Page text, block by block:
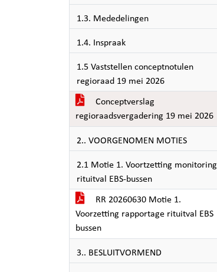
1.3. Mededelingen
1.4. Inspraak
1.5 Vaststellen conceptnotulen
regioraad 19 mei 2026
Conceptverslag
regioraadsvergadering 19 mei 2026
2.. VOORGENOMEN MOTIES
2.1 Motie 1. Voortzetting monitoring
rituitval EBS-bussen
RR 20260630 Motie 1.
Voorzetting rapportage rituitval EBS
bussen
3.. BESLUITVORMEND